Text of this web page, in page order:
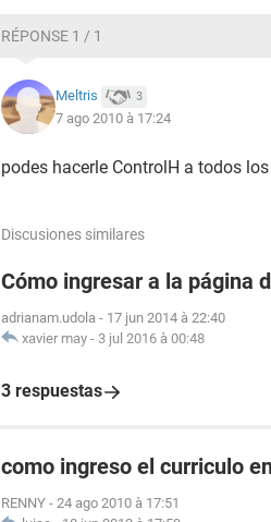
RÉPONSE 1 / 1
Meltris 3
7 ago 2010 à 17:24
podes hacerle ControlH a todos
Discusiones similares
Cómo ingresar a la página
adrianam.udola - 17 jun 2014 à 22:40
xavier may - 3 jul 2016 à 00:48
3 respuestas
como ingreso el curriculo
RENNY - 24 ago 2010 à 17:51